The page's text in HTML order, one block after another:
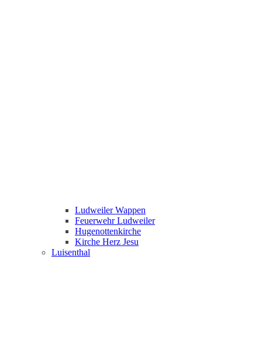
Ludweiler Wappen
Feuerwehr Ludweiler
Hugenottenkirche
Kirche Herz Jesu
Luisenthal